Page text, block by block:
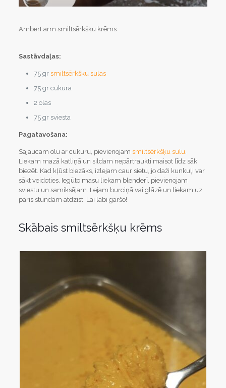
AmberFarm smiltsērkšķu krēms
Sastāvdaļas:
75 gr smiltsērkšķu sulas
75 gr cukura
2 olas
75 gr sviesta
Pagatavošana:
Sajaucam olu ar cukuru, pievienojam smiltsērkšķu sulu.
Liekam mazā katliņā un sildam nepārtraukti maisot līdz sāk
biezēt. Kad kļūst biezāks, izlejam caur sietu, jo daži kunkuļi var
sākt veidoties. Iegūto masu liekam blenderī, pievienojam
sviestu un samiksējam. Lejam burciņā vai glāzē un liekam uz
pāris stundām atdzist. Lai labi garšo!
Skābais smiltsērkšķu krēms